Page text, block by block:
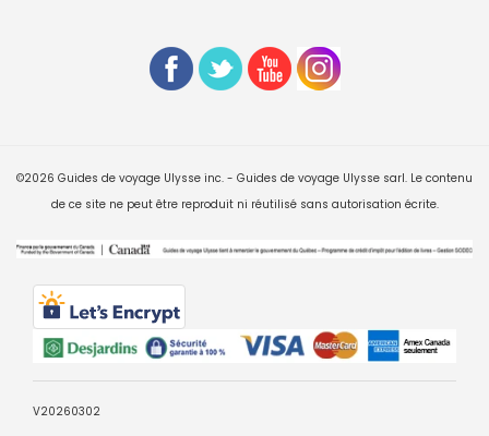
©2026 Guides de voyage Ulysse inc. - Guides de voyage Ulysse sarl. Le contenu
de ce site ne peut être reproduit ni réutilisé sans autorisation écrite.
V20260302